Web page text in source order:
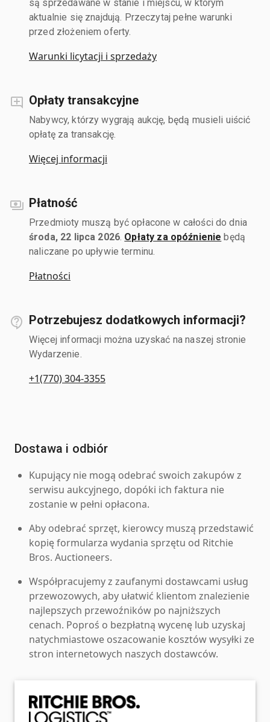
są sprzedawane w stanie i miejscu, w którym
aktualnie się znajdują. Przeczytaj pełne warunki
przed złożeniem oferty.
Warunki licytacji i sprzedaży
Opłaty transakcyjne
Nabywcy, którzy wygrają aukcję, będą musieli uiścić
opłatę za transakcję.
Więcej informacji
Płatność
Przedmioty muszą być opłacone w całości do dnia
środa, 22 lipca 2026 Opłaty za opóźnienie będą
naliczane po upływie terminu.
Płatności
Potrzebujesz dodatkowych informacji?
Więcej informacji można uzyskać na naszej stronie
Wydarzenie.
+1(770) 304-3355
Dostawa i odbiór
Kupujący nie mogą odebrać swoich zakupów z
serwisu aukcyjnego, dopóki ich faktura nie
zostanie w pełni opłacona.
Aby odebrać sprzęt, kierowcy muszą przedstawić
kopię formularza wydania sprzętu od Ritchie
Bros. Auctioneers.
Współpracujemy z zaufanymi dostawcami usług
przewozowych, aby ułatwić klientom znalezienie
najlepszych przewoźników po najniższych
cenach. Poproś o bezpłatną wycenę lub uzyskaj
natychmiastowe oszacowanie kosztów wysyłki ze
stron internetowych naszych dostawców.